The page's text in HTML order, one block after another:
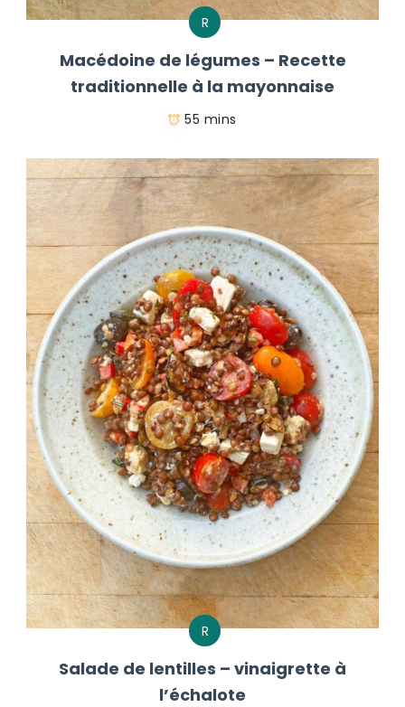
R
Macédoine de légumes – Recette
traditionnelle à la mayonnaise
55 mins
R
Salade de lentilles – vinaigrette à
l’échalote